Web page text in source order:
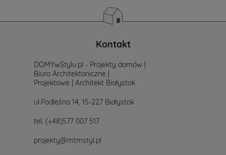
Kontakt
DOMYwStylu.pl - Projekty domów |
Biuro Architektoniczne |
Projektowe | Architekt Białystok
ul.Podleśna 14, 15-227 Białystok
tel: (+48)577 007 517
projekty@mtmstyl.pl